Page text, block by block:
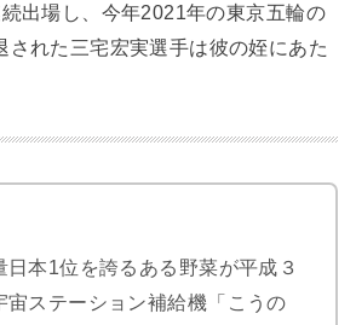
出場し、今年2021年の東京五輪の
された三宅宏実選手は彼の姪にあた
日本1位を誇るある野菜が平成３
宙ステーション補給機「こうの